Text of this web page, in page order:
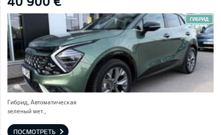
ГИБРИД
Гибрид, Автоматическая
зеленый мет.,
ПОСМОТРЕТЬ